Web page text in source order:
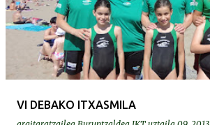
VI DEBAKO ITXASMILA